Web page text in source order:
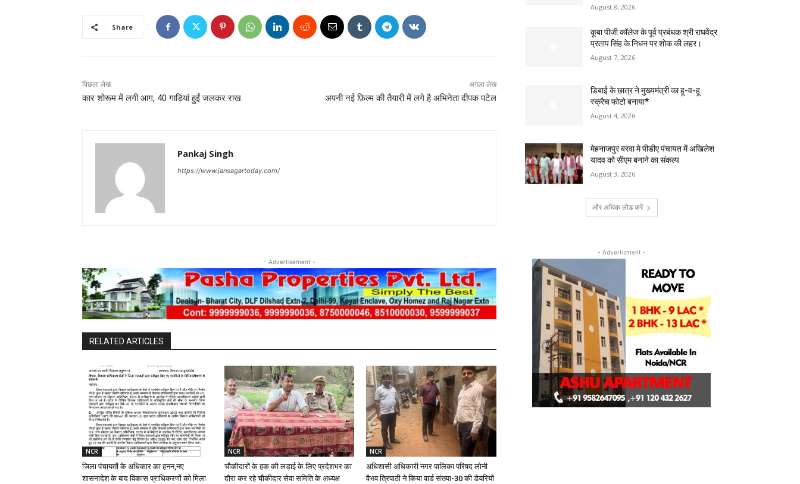
Share
पिछला लेख
कार शोरूम में लगी आग, 40 गाड़ियां हुईं जलकर राख
अगला लेख
अपनी नई फ़िल्म की तैयारी में लगे है अभिनेता दीपक पटेल
Pankaj Singh
https://www.jansagartoday.com/
- Advertisement -
RELATED ARTICLES
NCR
जिला पंचायतों के अधिकार का हनन,नए
शासनादेश के बाद विकास प्राधिकरणों को मिला
NCR
चौकीदारों के हक की लड़ाई के लिए प्रदेशभर का
दौरा कर रहे चौकीदार सेवा समिति के अध्यक्ष
NCR
अधिशासी अधिकारी नगर पालिका परिषद लोनी
वैभव त्रिपाठी ने किया वार्ड संख्या-30 की डेयरियों
August 8, 2026
कूबा पीजी कॉलेज के पूर्व प्रबंधक श्री राघवेंद्र
प्रताप सिंह के निधन पर शोक की लहर।
August 7, 2026
डिबाई के छात्र ने मुख्यमंत्री का हू-व-हू
स्क्रैच फोटो बनाया*
August 4, 2026
मेहनाजपुर बरवा मे पीडीए पंचायत में अखिलेश
यादव को सीएम बनाने का संकल्प
August 3, 2026
और अधिक लोड करें
- Advertisment -